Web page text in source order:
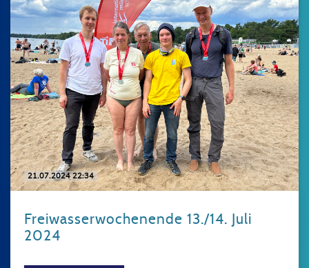
21.07.2024 22:34
Freiwasserwochenende 13./14. Juli
2024